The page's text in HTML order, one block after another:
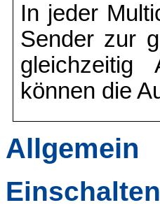
In jeder
Sender zur
gleichzeitig
können die
Allgemein
Einschalten